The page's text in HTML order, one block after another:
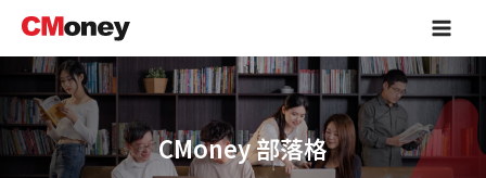
主
容
Main
CMoney 部落格